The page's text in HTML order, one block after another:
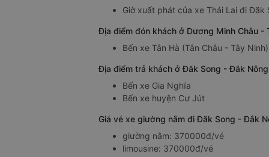
Giờ xuất phát của xe Thái Lai đi
Địa điểm đón khách ở Dương Minh Châu -
Bến xe Tân Hà (Tân Châu - Tây Ninh)
Địa điểm trả khách ở Đăk Song - Đắk
Bến xe Gia Nghĩa
Bến xe huyện Cư Jút
Giá vé xe giường nằm đi Đăk Song - Đắk
giường nằm: 370000đ/vé
limousine: 370000đ/vé